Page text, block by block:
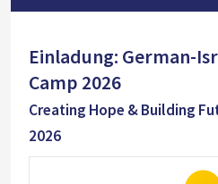
Einladung: German-
Camp 2026
Creating Hope & Building
2026